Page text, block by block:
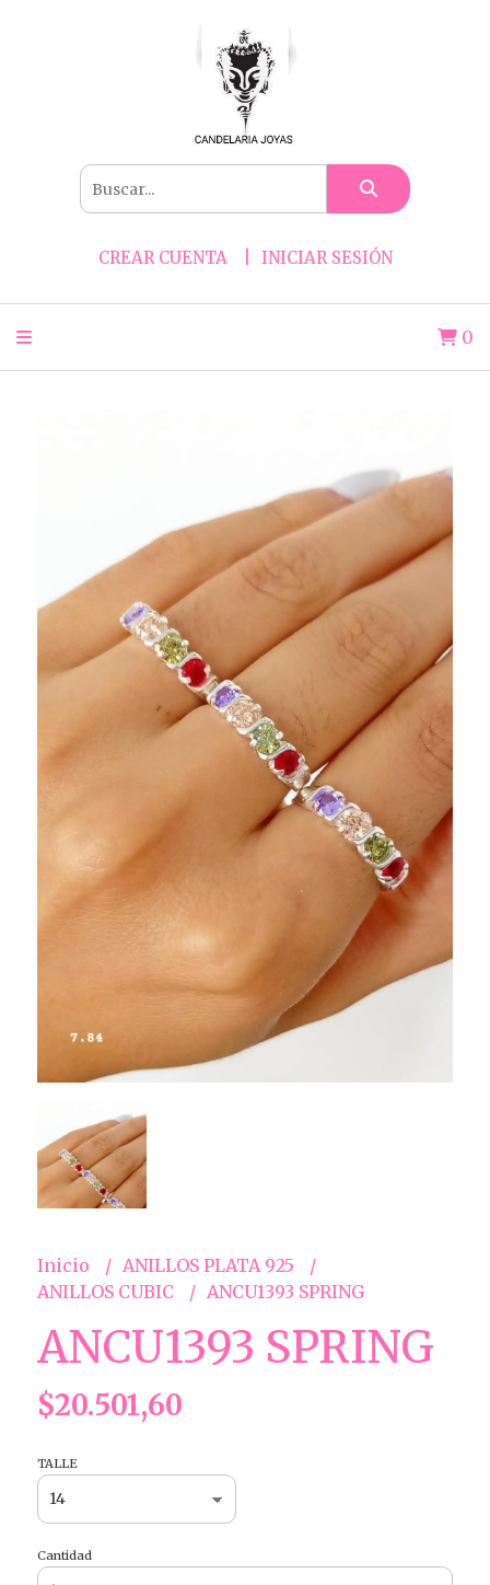
CREAR CUENTA INICIAR SESIÓN
0
Inicio
ANILLOS PLATA 925
ANILLOS CUBIC
ANCU1393 SPRING
ANCU1393 SPRING
$20.501,60
TALLE
Cantidad